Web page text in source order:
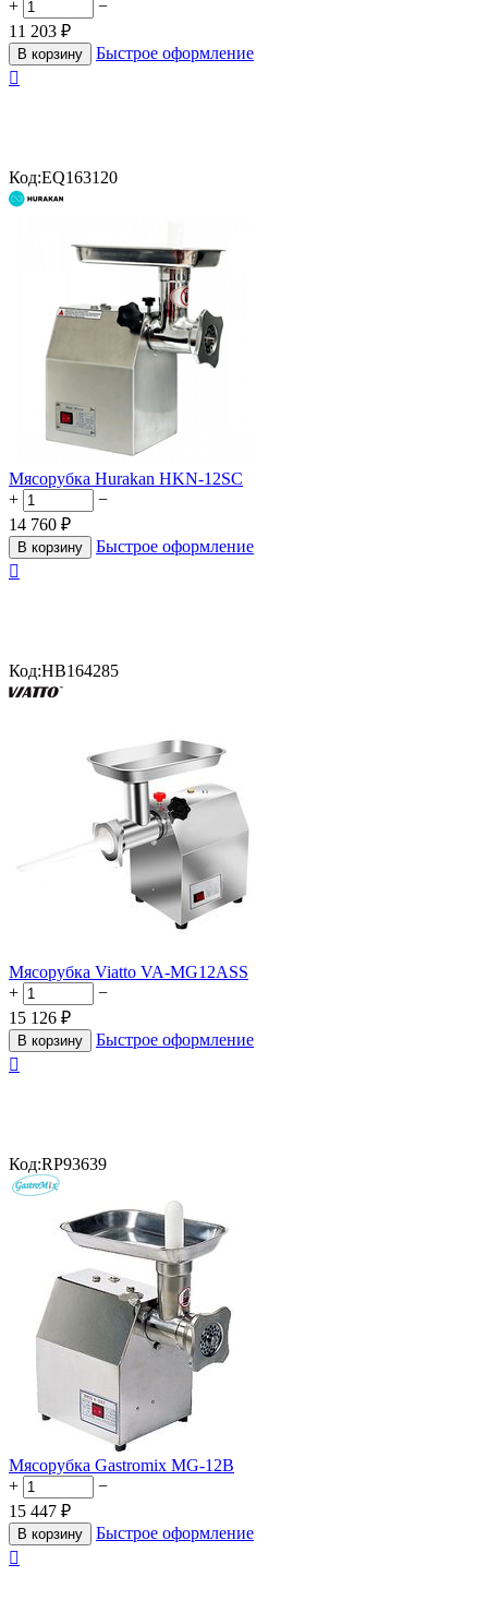
+
−
11 203 ₽
В корзину
Быстрое оформление

Код:EQ163120
Мясорубка Hurakan HKN-12SC
+
−
14 760 ₽
В корзину
Быстрое оформление

Код:HB164285
Мясорубка Viatto VA-MG12ASS
+
−
15 126 ₽
В корзину
Быстрое оформление

Код:RP93639
Мясорубка Gastromix MG-12B
+
−
15 447 ₽
В корзину
Быстрое оформление
